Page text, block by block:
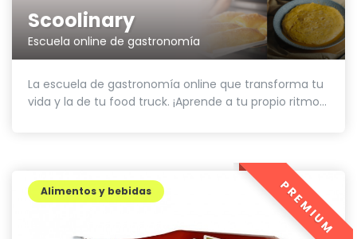
Scoolinary
Escuela online de gastronomía
La escuela de gastronomía online que transforma tu
vida y la de tu food truck. ¡Aprende a tu propio ritmo...
Alimentos y bebidas PREMIUM